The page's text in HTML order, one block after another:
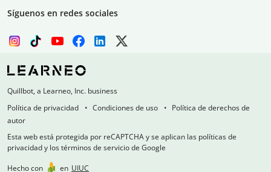
Síguenos en redes sociales
Quillbot, a Learneo, Inc. business
Política de privacidad
Condiciones de uso
Política de derechos de
autor
Esta web está protegida por reCAPTCHA y se aplican las políticas de
privacidad y los términos de servicio de Google
Hecho con
en UIUC